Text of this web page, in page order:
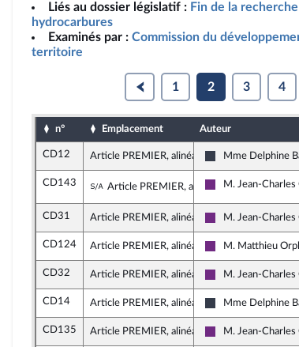
Liés au dossier législatif : Fin de la
hydrocarbures
Examinés par : Commission du
territoire
1 2 3 4
n° Emplacement Auteur
CD12 Article PREMIER, alinéa 13
Nouvelle Gauche
Mme Delphine
CD143 Sous-amendement de
Article PREMIER, alinéa 13La République en
M. Jean-Charles
CD31 Article PREMIER, alinéa 13
La République en
M. Jean-Charles
CD124 Article PREMIER, alinéa 13
La République en
M. Matthieu
CD32 Article PREMIER, alinéa 14
La République en
M. Jean-Charles
CD14 Article PREMIER, alinéa 14
Nouvelle Gauche
Mme Delphine
CD135 Article PREMIER, alinéa 14
La République en
M. Jean-Charles